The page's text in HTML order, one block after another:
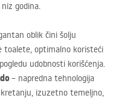
godina.
oblik čini šolju
toalete, optimalno koristeći
udobnosti korišćenja.
– napredna tehnologija
izuzetno temeljno,